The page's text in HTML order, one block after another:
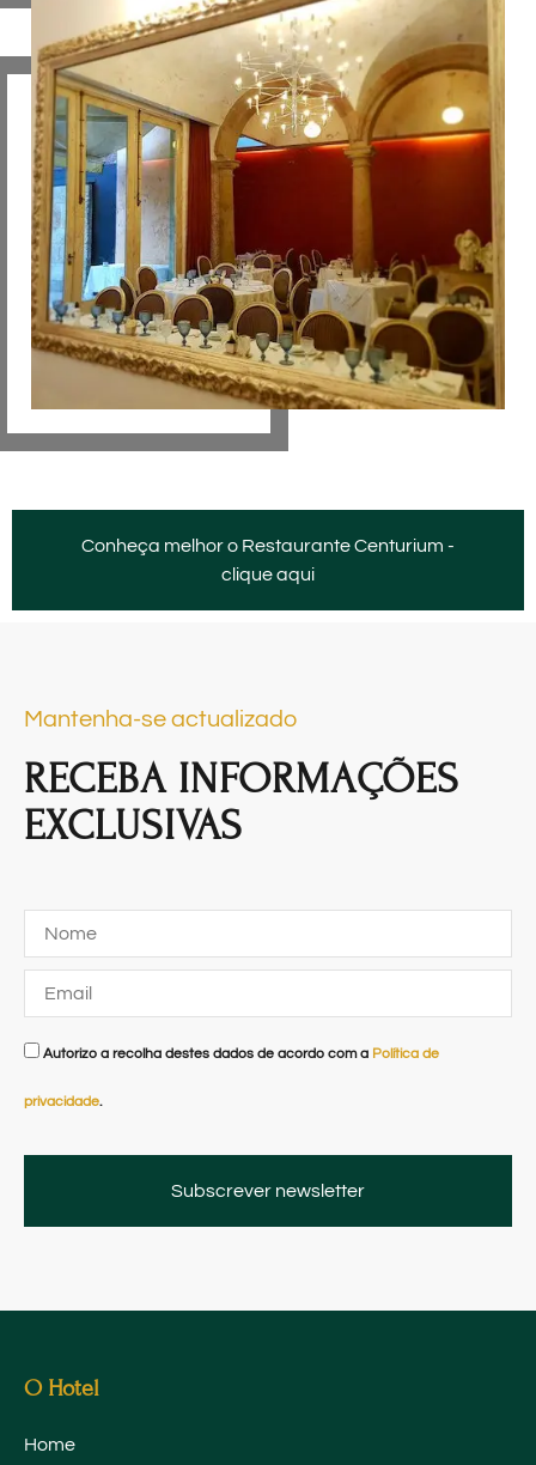
Conheça melhor o Restaurante Centurium -
clique aqui
Mantenha-se actualizado
RECEBA INFORMAÇÕES
EXCLUSIVAS
Autorizo a recolha destes dados de acordo com a Política de
privacidade.
Subscrever newsletter
O Hotel
Home